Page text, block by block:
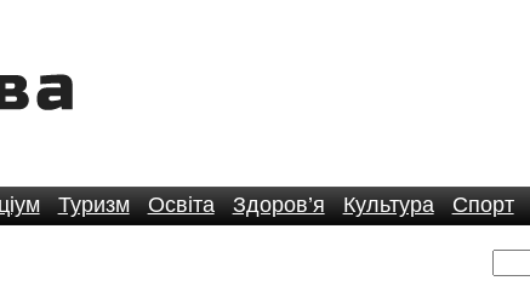
Туризм Освіта Здоров’я Культура Спорт